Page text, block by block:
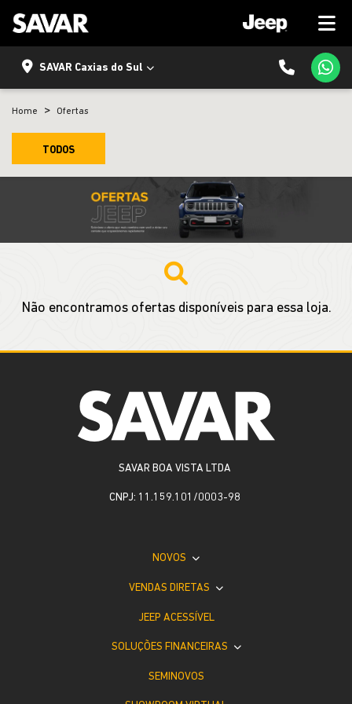
SAVAR Caxias do Sul
Home Ofertas
TODOS
Não encontramos ofertas disponíveis para essa loja.
SAVAR BOA VISTA LTDA
CNPJ: 11.159.101/0003-98
NOVOS
VENDAS DIRETAS
JEEP ACESSÍVEL
SOLUÇÕES FINANCEIRAS
SEMINOVOS